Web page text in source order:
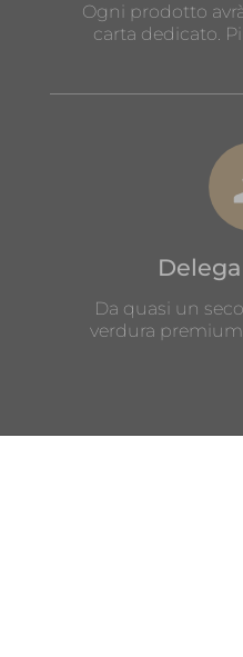
Ogni prodotto
carta dedicato.
Da quasi un
verdura premium